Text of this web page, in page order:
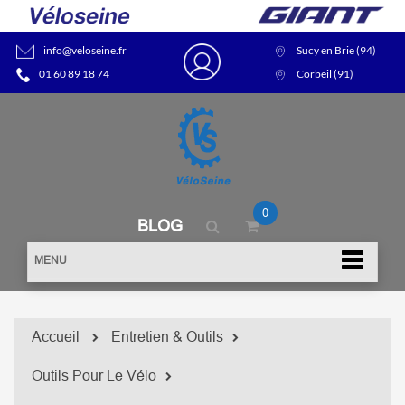
info@veloseine.fr
01 60 89 18 74
Sucy en Brie (94)
Corbeil (91)
BLOG
0
MENU
Accueil Entretien & Outils
Outils Pour Le Vélo